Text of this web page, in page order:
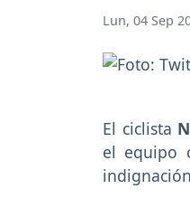
Lun, 04 Sep
El ciclista
el equipo